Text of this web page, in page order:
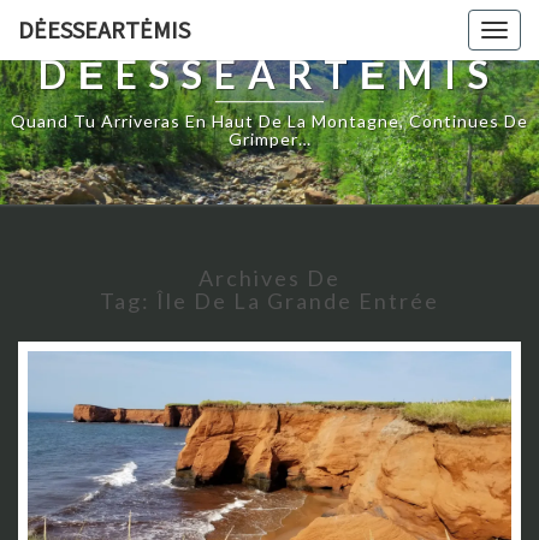
DĖESSEARTĖMIS
DĖESSEARTĖMIS
Quand Tu Arriveras En Haut De La Montagne, Continues De
Grimper…
Archives De
Tag: Île De La Grande Entrée